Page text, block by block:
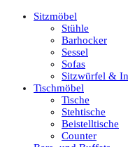
Sitzmöbel
Stühle
Barhocker
Sessel
Sofas
Sitzwürfel &
Tischmöbel
Tische
Stehtische
Beistelltische
Counter